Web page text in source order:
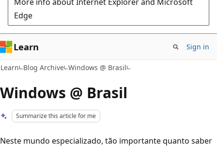
Edge
Learn Sign in
Learn Blog Archive Windows @ Brasil
Windows @ Brasil
Summarize this article for me
Neste mundo especializado, tão importante quanto saber